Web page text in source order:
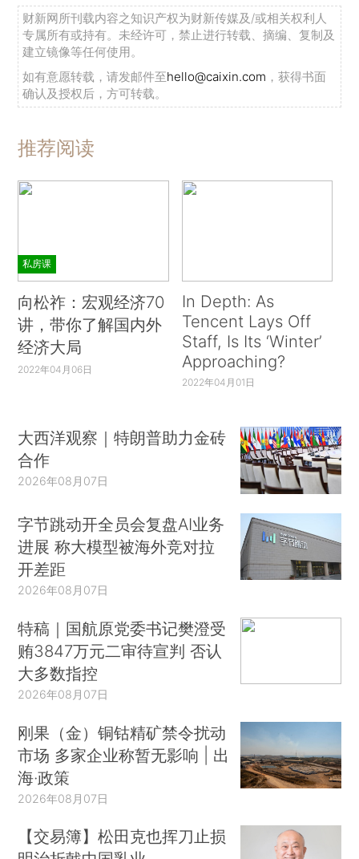
财新网所刊载内容之知识产权为财新传媒及/或相关权利人
专属所有或持有。未经许可，禁止进行转载、摘编、复制及
建立镜像等任何使用。
如有意愿转载，请发邮件至hello@caixin.com ，获得书面
确认及授权后，方可转载。
推荐阅读
私房课
向松祚：宏观经济70
讲，带你了解国内外
经济大局
2022年04月06日
In Depth: As
Tencent Lays Off
Staff, Is Its ‘Winter’
Approaching?
2022年04月01日
大西洋观察｜特朗普助力金砖
合作
2026年08月07日
字节跳动开全员会复盘AI业务
进展 称大模型被海外竞对拉
开差距
2026年08月07日
特稿｜国航原党委书记樊澄受
贿3847万元二审待宣判 否认
大多数指控
2026年08月07日
刚果（金）铜钴精矿禁令扰动
市场 多家企业称暂无影响 | 出
海·政策
2026年08月07日
【交易簿】松田克也挥刀止损